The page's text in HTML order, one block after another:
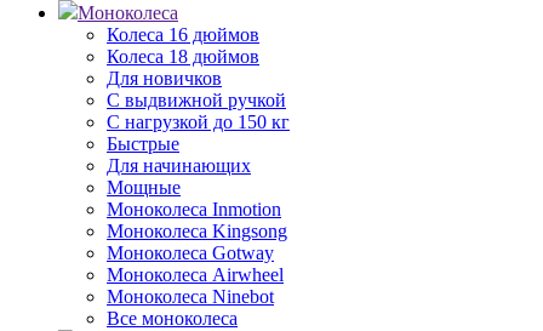
Моноколеса
Колеса 16 дюймов
Колеса 18 дюймов
Для новичков
С выдвижной ручкой
С нагрузкой до 150 кг
Быстрые
Для начинающих
Мощные
Моноколеса Inmotion
Моноколеса Kingsong
Моноколеса Gotway
Моноколеса Airwheel
Моноколеса Ninebot
Все моноколеса